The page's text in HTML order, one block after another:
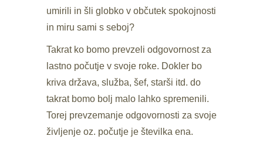
umirili in šli globko v občutek spokojnosti
in miru sami s seboj?
Takrat ko bomo prevzeli odgovornost za
lastno počutje v svoje roke. Dokler bo
kriva država, služba, šef, starši itd. do
takrat bomo bolj malo lahko spremenili.
Torej prevzemanje odgovornosti za svoje
življenje oz. počutje je številka ena.